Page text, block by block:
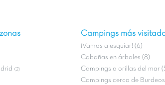
(2)
Campings más
¡Vamos a esquiar! (6)
Cabañas en árboles (8)
Campings a orillas del mar
Campings cerca de